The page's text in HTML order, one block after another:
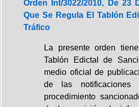
Orden Int/3022/2010, De 23
Que Se Regula El Tablón
Tráfico
La presente orden
Tablón Edictal de
medio oficial de
de las
procedimiento